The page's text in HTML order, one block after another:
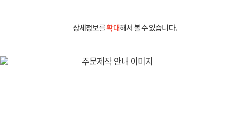
상세정보를확대해서 볼 수 있습니다.